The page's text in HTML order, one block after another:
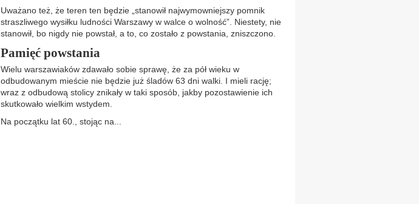
Uważano też, że teren ten będzie „stanowił najwymowniejszy pomnik
straszliwego wysiłku ludności Warszawy w walce o wolność”. Niestety, nie
stanowił, bo nigdy nie powstał, a to, co zostało z powstania, zniszczono.
Pamięć powstania
Wielu warszawiaków zdawało sobie sprawę, że za pół wieku w
odbudowanym mieście nie będzie już śladów 63 dni walki. I mieli rację;
wraz z odbudową stolicy znikały w taki sposób, jakby pozostawienie ich
skutkowało wielkim wstydem.
Na początku lat 60., stojąc na...